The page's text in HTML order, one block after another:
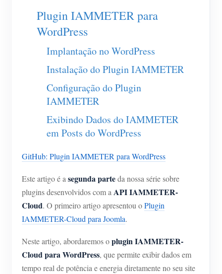
Serviço de hospedagem própria
Sistema de previsão e simulação de energia
Aplicações
Monitor de consumo de eletricidade
Sistema de controle de aquecedor FV
Automação residencial
Monitoramento de energia da fábrica
Recursos
Início rápido do produto
Documento
Vídeo tutorial
FAQ
Notícias
Comunidade
Programa de contribuidores
Centro de contribuidores
Atividades IAMMETER
Soluções
Contato
Sobre nós
Plugin IAMMETER para
WordPress
Implantação no WordPress
Instalação do Plugin IAMMETER
Configuração do Plugin
IAMMETER
Exibindo Dados do IAMMETER
em Posts do WordPress
GitHub: Plugin IAMMETER para WordPress
Este artigo é asegunda parteda nossa série sobre
plugins desenvolvidos com aAPI IAMMETER-
Cloud. O primeiro artigo apresentou oPlugin
IAMMETER-Cloud para Joomla.
Neste artigo, abordaremos oplugin IAMMETER-
Cloud para WordPress, que permite exibir dados em
tempo real de potência e energia diretamente no seu site